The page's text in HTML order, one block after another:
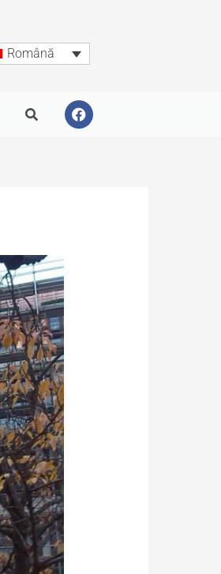
Română